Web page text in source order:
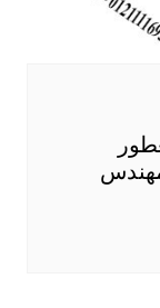
المهندس